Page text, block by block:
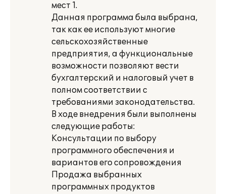
мест 1.
Данная программа была выбрана,
так как ее используют многие
сельскохозяйственные
предприятия, а функциональные
возможности позволяют вести
бухгалтерский и налоговый учет в
полном соответствии с
требованиями законодательства.
В ходе внедрения были выполнены
следующие работы:
Консультации по выбору
программного обеспечения и
вариантов его сопровождения
Продажа выбранных
программных продуктов